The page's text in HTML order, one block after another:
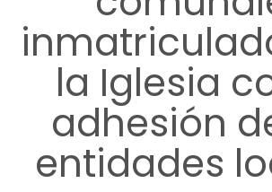
la Iglesia
adhesión
entidades